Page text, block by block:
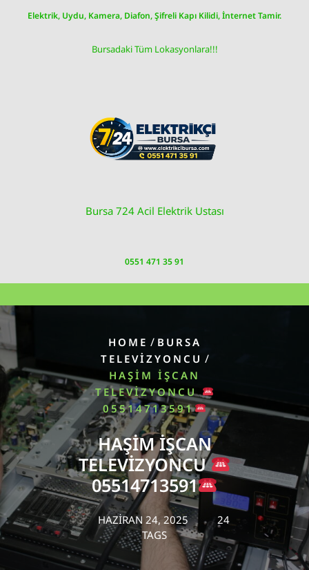
Elektrik, Uydu, Kamera, Diafon, Şifreli Kapı Kilidi, İnternet Tamir.
Bursadaki Tüm Lokasyonlara!!!
Bursa 724 Acil Elektrik Ustası
0551 471 35 91
HOME / BURSA
TELEVIZYONCU /
HAŞIM İŞCAN
TELEVIZYONCU
05514713591
HAŞIM İŞCAN
TELEVIZYONCU
05514713591
HAZIRAN 24, 2025
24
TAGS